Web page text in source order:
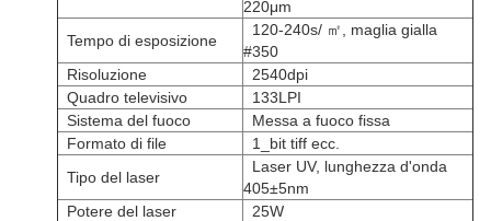
220μm
Tempo di esposizione
120-240s/ ㎡, maglia gialla
#350
Risoluzione
2540dpi
Quadro televisivo
133LPI
Sistema del fuoco
Messa a fuoco fissa
Formato di file
1_bit tiff ecc.
Tipo del laser
Laser UV, lunghezza d'onda
405±5nm
Potere del laser
25W